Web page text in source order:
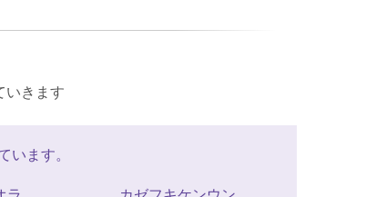
いきます
ます。